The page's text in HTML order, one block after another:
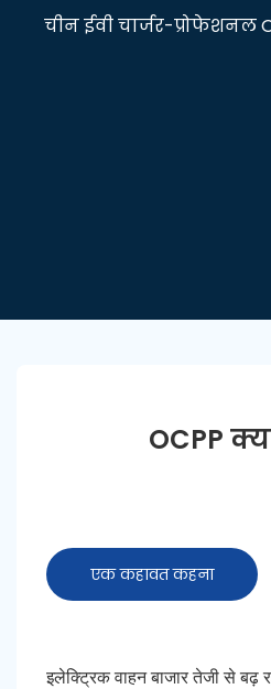
चीन ईवी चार्जर-प्रोफेशनल
OCPP
एक कहावत कहना
इलेक्ट्रिक वाहन बाजार तेजी से बढ़